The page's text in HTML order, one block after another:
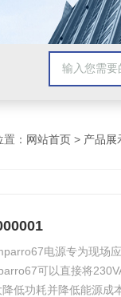
： 网站首页 > 产品展
电源专为现场
可以直接将
低功耗并降低能源成